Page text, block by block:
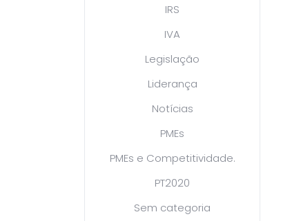
IRS
IVA
Legislação
Liderança
Notícias
PMEs
PMEs e Competitividade.
PT2020
Sem categoria